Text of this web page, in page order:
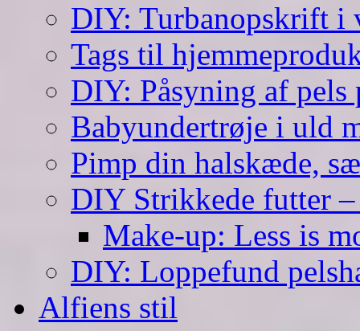
DIY: Turbanopskrift i
Tags til
DIY: Påsyning af
Babyundertrøje i uld
Pimp din halskæde,
DIY Strikkede futter
Make-up: Less is
DIY: Loppefund
Alfiens stil